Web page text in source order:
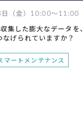
（金）10:00～11:00
集した膨大なデータを、
げられていますか？
マートメンテナンス